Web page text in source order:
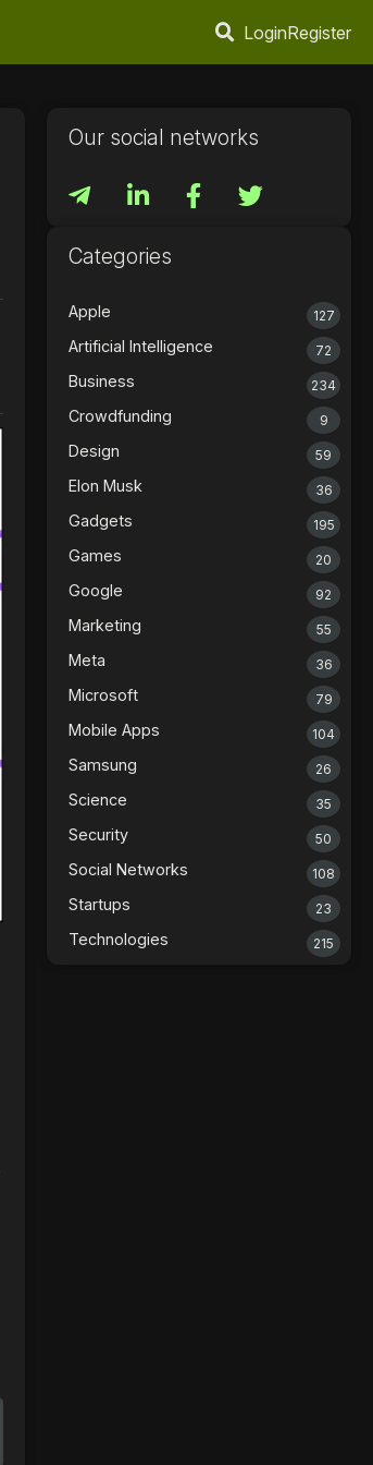
LoginRegister
Our social networks
Categories
Apple 127
Artificial Intelligence 72
Business 234
Crowdfunding 9
Design 59
Elon Musk 36
Gadgets 195
Games 20
Google 92
Marketing 55
Meta 36
Microsoft 79
Mobile Apps 104
Samsung 26
Science 35
Security 50
Social Networks 108
Startups 23
Technologies 215